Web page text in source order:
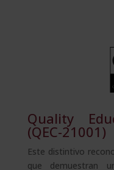
Quality
(QEC-21001)
Este distintivo
que demuestran